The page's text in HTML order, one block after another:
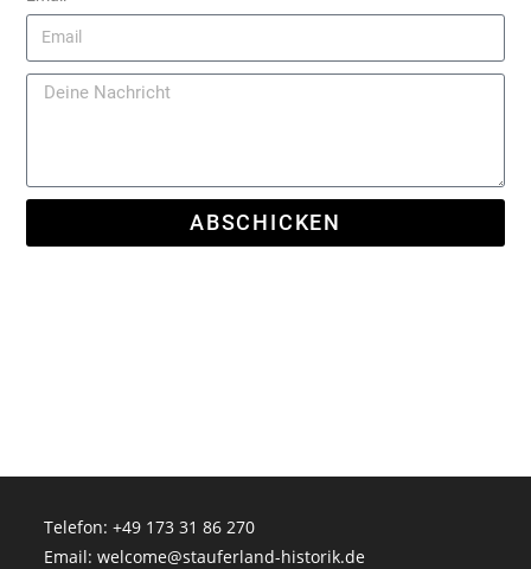
ABSCHICKEN
Telefon: +49 173 31 86 270
Email: welcome@stauferland-historik.de